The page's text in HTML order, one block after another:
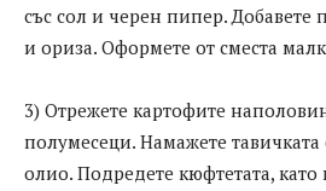
със сол и черен пипер. Добавете
и ориза. Оформете от сместа
3) Отрежете картофите
полумесеци. Намажете тавичката
олио. Подредете кюфтетата, като